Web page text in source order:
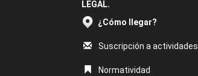
LEGAL.
¿Cómo llegar?
Suscripción a
Normatividad